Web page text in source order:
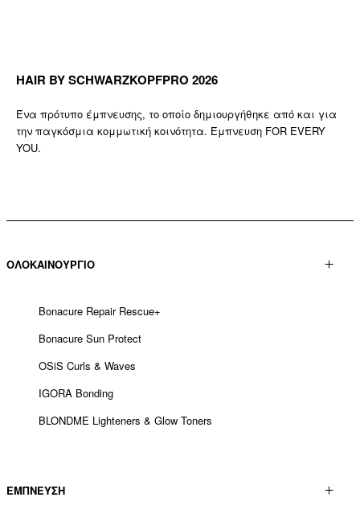
HAIR BY SCHWARZKOPFPRO 2026
Ένα πρότυπο έμπνευσης, το οποίο δημιουργήθηκε από και για
την παγκόσμια κομμωτική κοινότητα. Έμπνευση FOR EVERY
YOU.
ΟΛΟΚΑΙΝΟΥΡΓΙΟ
Bonacure Repair Rescue+
Bonacure Sun Protect
OSiS Curls & Waves
IGORA Bonding
BLONDME Lighteners & Glow Toners
ΕΜΠΝΕΥΣΗ